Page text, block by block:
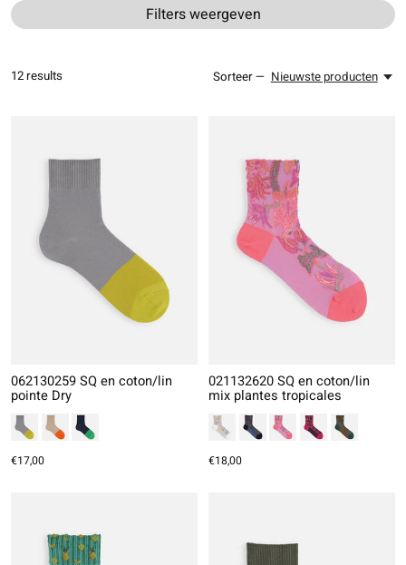
Filters weergeven
12 results Sorteer — Nieuwste producten
062130259 SQ en coton/lin
pointe Dry
€17,00
021132620 SQ en coton/lin
mix plantes tropicales
€18,00